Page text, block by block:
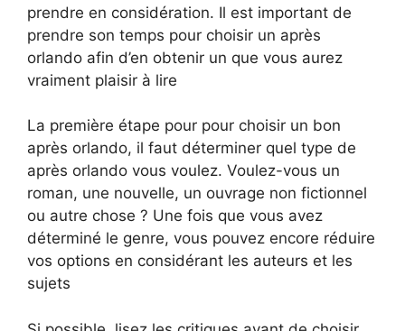
prendre en considération. Il est important de
prendre son temps pour choisir un après
orlando afin d’en obtenir un que vous aurez
vraiment plaisir à lire
La première étape pour pour choisir un bon
après orlando, il faut déterminer quel type de
après orlando vous voulez. Voulez-vous un
roman, une nouvelle, un ouvrage non fictionnel
ou autre chose ? Une fois que vous avez
déterminé le genre, vous pouvez encore réduire
vos options en considérant les auteurs et les
sujets